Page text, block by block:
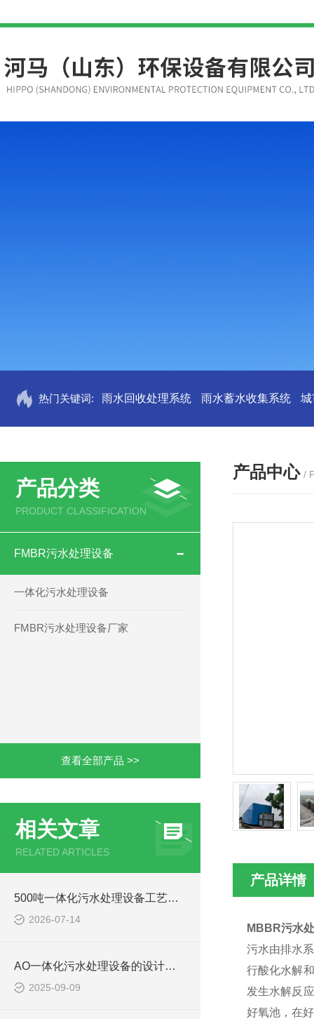
热门关键词: 雨水回收处理系统 雨水蓄水收集系统 城
产品分类
PRODUCT CLASSIFICATION
FMBR污水处理设备
一体化污水处理设备
FMBR污水处理设备厂家
查看全部产品 >>
相关文章
RELATED ARTICLES
500吨一体化污水处理设备工艺原理与运行特点解析
2026-07-14
AO一体化污水处理设备的设计与优化方案
2025-09-09
产品中心 /
产品详情
MBBR污水
污水由排水
行酸化水解
发生水解反
好氧池，在